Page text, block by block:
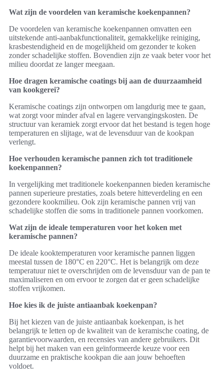
Wat zijn de voordelen van keramische koekenpannen?
De voordelen van keramische koekenpannen omvatten een
uitstekende anti-aanbakfunctionaliteit, gemakkelijke reiniging,
krasbestendigheid en de mogelijkheid om gezonder te koken
zonder schadelijke stoffen. Bovendien zijn ze vaak beter voor het
milieu doordat ze langer meegaan.
Hoe dragen keramische coatings bij aan de duurzaamheid
van kookgerei?
Keramische coatings zijn ontworpen om langdurig mee te gaan,
wat zorgt voor minder afval en lagere vervangingskosten. De
structuur van keramiek zorgt ervoor dat het bestand is tegen hoge
temperaturen en slijtage, wat de levensduur van de kookpan
verlengt.
Hoe verhouden keramische pannen zich tot traditionele
koekenpannen?
In vergelijking met traditionele koekenpannen bieden keramische
pannen superieure prestaties, zoals betere hitteverdeling en een
gezondere kookmilieu. Ook zijn keramische pannen vrij van
schadelijke stoffen die soms in traditionele pannen voorkomen.
Wat zijn de ideale temperaturen voor het koken met
keramische pannen?
De ideale kooktemperaturen voor keramische pannen liggen
meestal tussen de 180°C en 220°C. Het is belangrijk om deze
temperatuur niet te overschrijden om de levensduur van de pan te
maximaliseren en om ervoor te zorgen dat er geen schadelijke
stoffen vrijkomen.
Hoe kies ik de juiste antiaanbak koekenpan?
Bij het kiezen van de juiste antiaanbak koekenpan, is het
belangrijk te letten op de kwaliteit van de keramische coating, de
garantievoorwaarden, en recensies van andere gebruikers. Dit
helpt bij het maken van een geïnformeerde keuze voor een
duurzame en praktische kookpan die aan jouw behoeften
voldoet.